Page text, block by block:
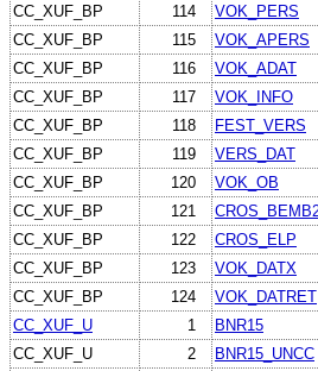
CC_XUF_BP
114 VOK_PERS
CC_XUF_BP
115 VOK_APERS
CC_XUF_BP
116 VOK_ADAT
CC_XUF_BP
117 VOK_INFO
CC_XUF_BP
118 FEST_VERS
CC_XUF_BP
119 VERS_DAT
CC_XUF_BP
120 VOK_OB
CC_XUF_BP
121
CC_XUF_BP
122 CROS_ELP
CC_XUF_BP
123 VOK_DATX
CC_XUF_BP
124 VOK_DATRET
CC_XUF_U
1 BNR15
CC_XUF_U
2 BNR15_UNCC